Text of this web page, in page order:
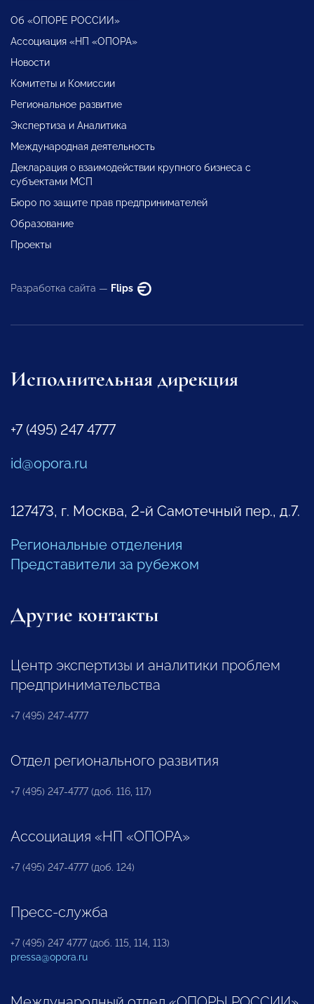
Об «ОПОРЕ РОССИИ»
Ассоциация «НП «ОПОРА»
Новости
Комитеты и Комиссии
Региональное развитие
Экспертиза и Аналитика
Международная деятельность
Декларация о взаимодействии крупного бизнеса с
субъектами МСП
Бюро по защите прав предпринимателей
Образование
Проекты
Разработка сайта — Flips
Исполнительная дирекция
+7 (495) 247 4777
id@opora.ru
127473, г. Москва, 2-й Самотечный пер., д.7.
Региональные отделения
Представители за рубежом
Другие контакты
Центр экспертизы и аналитики проблем
предпринимательства
+7 (495) 247-4777
Отдел регионального развития
+7 (495) 247-4777 (доб. 116, 117)
Ассоциация «НП «ОПОРА»
+7 (495) 247-4777 (доб. 124)
Пресс-служба
+7 (495) 247 4777 (доб. 115, 114, 113)
pressa@opora.ru